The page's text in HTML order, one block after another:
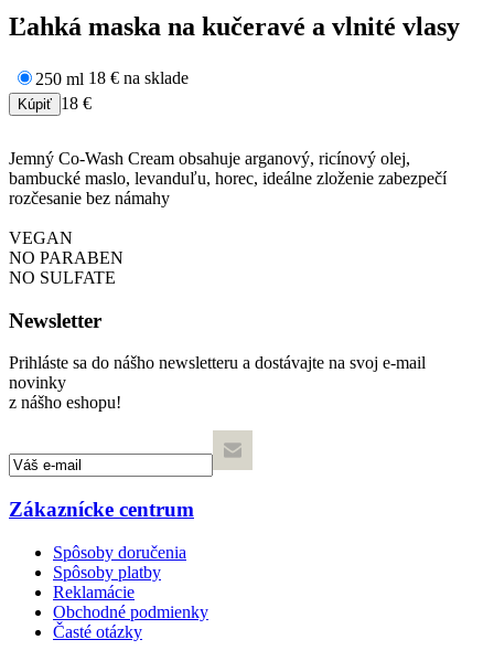
Ľahká maska na kučeravé a vlnité vlasy
250 ml 18 € na sklade
18 €
Jemný Co-Wash Cream obsahuje arganový, ricínový olej,
bambucké maslo, levanduľu, horec, ideálne zloženie zabezpečí
rozčesanie bez námahy
VEGAN
NO PARABEN
NO SULFATE
Newsletter
Prihláste sa do nášho newsletteru a dostávajte na svoj e-mail
novinky
z nášho eshopu!
Zákaznícke centrum
Spôsoby doručenia
Spôsoby platby
Reklamácie
Obchodné podmienky
Časté otázky